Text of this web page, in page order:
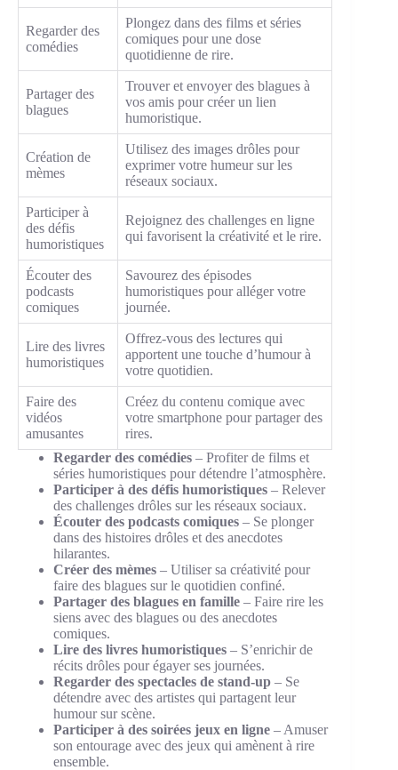
Regarder des
comédies
Plongez dans des films et séries
comiques pour une dose
quotidienne de rire.
Partager des
blagues
Trouver et envoyer des blagues à
vos amis pour créer un lien
humoristique.
Création de
mèmes
Utilisez des images drôles pour
exprimer votre humeur sur les
réseaux sociaux.
Participer à
des défis
humoristiques
Rejoignez des challenges en ligne
qui favorisent la créativité et le rire.
Écouter des
podcasts
comiques
Savourez des épisodes
humoristiques pour alléger votre
journée.
Lire des livres
humoristiques
Offrez-vous des lectures qui
apportent une touche d’humour à
votre quotidien.
Faire des
vidéos
amusantes
Créez du contenu comique avec
votre smartphone pour partager des
rires.
Regarder des comédies – Profiter de films et
séries humoristiques pour détendre l’atmosphère.
Participer à des défis humoristiques – Relever
des challenges drôles sur les réseaux sociaux.
Écouter des podcasts comiques – Se plonger
dans des histoires drôles et des anecdotes
hilarantes.
Créer des mèmes – Utiliser sa créativité pour
faire des blagues sur le quotidien confiné.
Partager des blagues en famille – Faire rire les
siens avec des blagues ou des anecdotes
comiques.
Lire des livres humoristiques – S’enrichir de
récits drôles pour égayer ses journées.
Regarder des spectacles de stand-up – Se
détendre avec des artistes qui partagent leur
humour sur scène.
Participer à des soirées jeux en ligne – Amuser
son entourage avec des jeux qui amènent à rire
ensemble.